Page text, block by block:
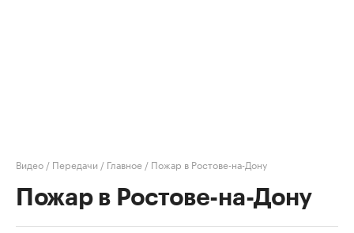
Видео / Передачи / Главное / Пожар в Ростове-на-Дону
Пожар в Ростове-на-Дону